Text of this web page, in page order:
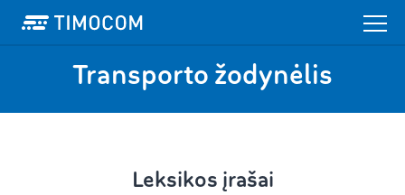
Transporto žodynėlis
Leksikos įrašai